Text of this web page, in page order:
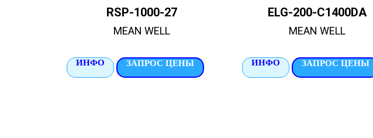
RSP-1000-27
MEAN WELL
ИНФО ЗАПРОС ЦЕНЫ
ELG-200-C1400DA
MEAN WELL
ИНФО ЗАПРОС ЦЕНЫ